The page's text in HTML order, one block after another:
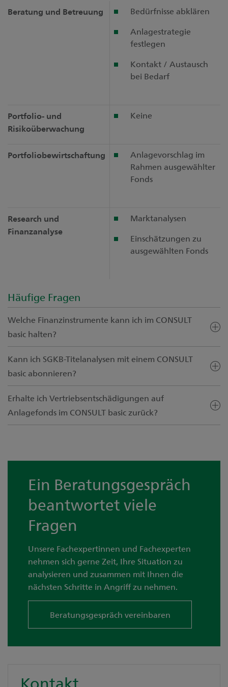
Beratung und Betreuung
Bedürfnisse abklären
Anlagestrategie
festlegen
Kontakt / Austausch
bei Bedarf
Portfolio- und
Risikoüberwachung
Keine
Portfoliobewirtschaftung
Anlagevorschlag im
Rahmen ausgewählter
Fonds
Research und
Finanzanalyse
Marktanalysen
Einschätzungen zu
ausgewählten Fonds
Häufige Fragen
Welche Finanzinstrumente kann ich im CONSULT
basic halten?
Kann ich SGKB-Titelanalysen mit einem CONSULT
basic abonnieren?
Erhalte ich Vertriebsentschädigungen auf
Anlagefonds im CONSULT basic zurück?
Ein Beratungsgespräch
beantwortet viele
Fragen
Unsere Fachexpertinnen und Fachexperten
nehmen sich gerne Zeit, Ihre Situation zu
analysieren und zusammen mit Ihnen die
nächsten Schritte in Angriff zu nehmen.
Beratungsgespräch vereinbaren
Kontakt